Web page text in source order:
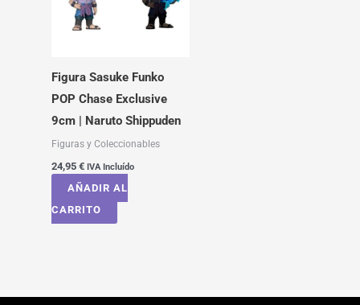
Figura Sasuke Funko
POP Chase Exclusive
9cm | Naruto Shippuden
Figuras y Coleccionables
24,95 € IVA Incluído
AÑADIR AL
CARRITO